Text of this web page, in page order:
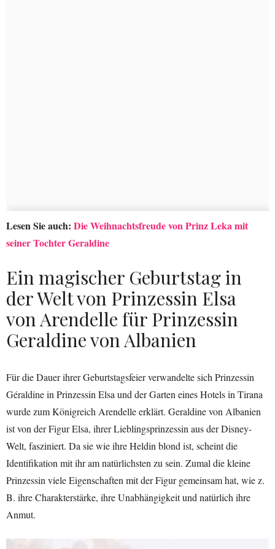
Lesen Sie auch: Die Weihnachtsfreude von Prinz Leka mit
seiner Tochter Geraldine
Ein magischer Geburtstag in
der Welt von Prinzessin Elsa
von Arendelle für Prinzessin
Geraldine von Albanien
Für die Dauer ihrer Geburtstagsfeier verwandelte sich Prinzessin
Géraldine in Prinzessin Elsa und der Garten eines Hotels in Tirana
wurde zum Königreich Arendelle erklärt. Geraldine von Albanien
ist von der Figur Elsa, ihrer Lieblingsprinzessin aus der Disney-
Welt, fasziniert. Da sie wie ihre Heldin blond ist, scheint die
Identifikation mit ihr am natürlichsten zu sein. Zumal die kleine
Prinzessin viele Eigenschaften mit der Figur gemeinsam hat, wie z.
B. ihre Charakterstärke, ihre Unabhängigkeit und natürlich ihre
Anmut.